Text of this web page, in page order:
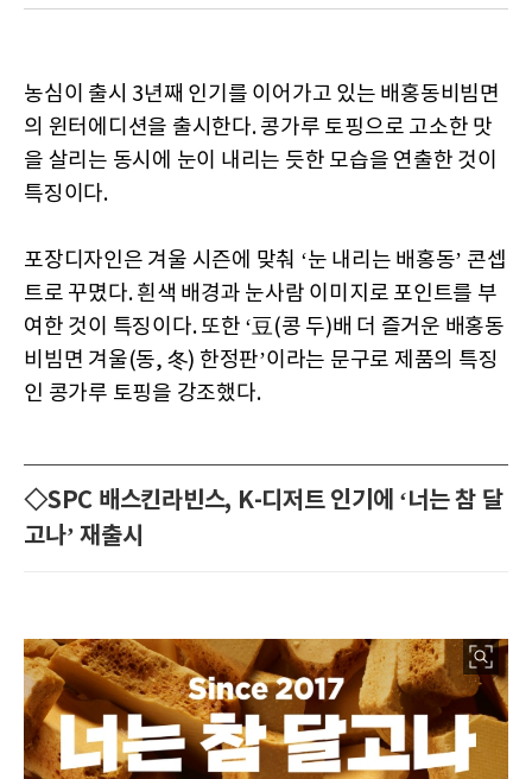
농심이 출시 3년째 인기를 이어가고 있는 배홍동비빔면
의 윈터에디션을 출시한다. 콩가루 토핑으로 고소한 맛
을 살리는 동시에 눈이 내리는 듯한 모습을 연출한 것이
특징이다.
포장디자인은 겨울 시즌에 맞춰 ‘눈 내리는 배홍동’ 콘셉
트로 꾸몄다. 흰색 배경과 눈사람 이미지로 포인트를 부
여한 것이 특징이다. 또한 ‘豆(콩 두)배 더 즐거운 배홍동
비빔면 겨울(동, 冬) 한정판’이라는 문구로 제품의 특징
인 콩가루 토핑을 강조했다.
◇SPC 배스킨라빈스, K-디저트 인기에 ‘너는 참 달
고나’ 재출시